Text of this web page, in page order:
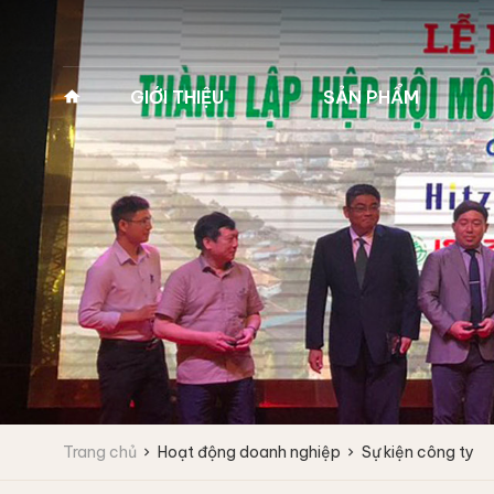
GIỚI THIỆU
Về Pan Trading
Lịch sử hình thành
Tầm nhìn - Sứ mệnh
Giá trị cốt lõi
Lĩnh vực kinh doanh
Vì sao chọn chúng tôi
SẢN PHẨM
MÁY GIẶT VẮT CÔNG
NGHIỆP
Máy giặt công nghiệp
Fagor
Máy giặt vắt tốc độ cao
Máy giặt vắt tốc độ trung bình
Máy giặt công nghiệp
IPSO
Máy giặt vắt tốc độ cao
MÁY GIẶT Y TẾ 2
(MÁY GIẶT BỆNH
Máy giặt y tế 2 cửa
Máy giặt y tế 2 cửa
Trang chủ Hoạt động doanh nghiệp Sự kiện công ty